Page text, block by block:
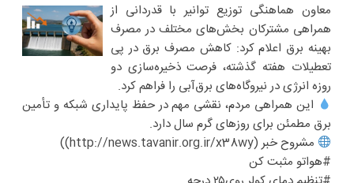
معاون هماهنگی توزیع توانیر با قدردانی از
همراهی مشترکان بخش‌های مختلف در مصرف
بهینه برق اعلام کرد: کاهش مصرف برق در پی
تعطیلات هفته گذشته، فرصت ذخیره‌سازی دو
روزه انرژی در نیروگاه‌های برق‌آبی را فراهم کرد.
این همراهی مردم، نقشی مهم در حفظ پایداری شبکه و تأمین
برق مطمئن برای روزهای گرم سال دارد.
مشروح خبر (http://news.tavanir.org.ir/x38wy))
#هواتو مثبت کن